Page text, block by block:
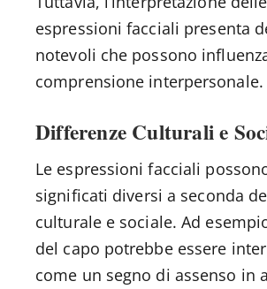
espressioni facciali presenta
notevoli che possono
comprensione interpersonale.
Differenze Culturali e
Le espressioni facciali
significati diversi a seconda
culturale e sociale. Ad
del capo potrebbe essere
come un segno di assenso in